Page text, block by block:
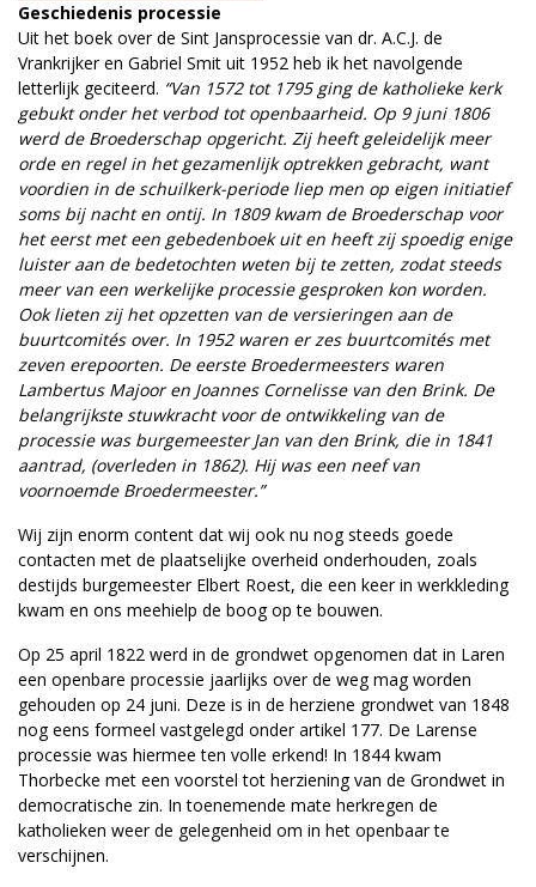
Geschiedenis processie
Uit het boek over de Sint Jansprocessie van dr. A.C.J. de
Vrankrijker en Gabriel Smit uit 1952 heb ik het navolgende
letterlijk geciteerd. “Van 1572 tot 1795 ging de katholieke kerk
gebukt onder het verbod tot openbaarheid. Op 9 juni 1806
werd de Broederschap opgericht. Zij heeft geleidelijk meer
orde en regel in het gezamenlijk optrekken gebracht, want
voordien in de schuilkerk-periode liep men op eigen initiatief
soms bij nacht en ontij. In 1809 kwam de Broederschap voor
het eerst met een gebedenboek uit en heeft zij spoedig enige
luister aan de bedetochten weten bij te zetten, zodat steeds
meer van een werkelijke processie gesproken kon worden.
Ook lieten zij het opzetten van de versieringen aan de
buurtcomités over. In 1952 waren er zes buurtcomités met
zeven erepoorten. De eerste Broedermeesters waren
Lambertus Majoor en Joannes Cornelisse van den Brink. De
belangrijkste stuwkracht voor de ontwikkeling van de
processie was burgemeester Jan van den Brink, die in 1841
aantrad, (overleden in 1862). Hij was een neef van
voornoemde Broedermeester.”
Wij zijn enorm content dat wij ook nu nog steeds goede
contacten met de plaatselijke overheid onderhouden, zoals
destijds burgemeester Elbert Roest, die een keer in werkkleding
kwam en ons meehielp de boog op te bouwen.
Op 25 april 1822 werd in de grondwet opgenomen dat in Laren
een openbare processie jaarlijks over de weg mag worden
gehouden op 24 juni. Deze is in de herziene grondwet van 1848
nog eens formeel vastgelegd onder artikel 177. De Larense
processie was hiermee ten volle erkend! In 1844 kwam
Thorbecke met een voorstel tot herziening van de Grondwet in
democratische zin. In toenemende mate herkregen de
katholieken weer de gelegenheid om in het openbaar te
verschijnen.